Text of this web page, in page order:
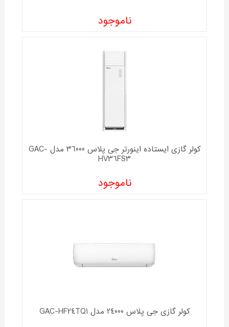
ناموجود
کولر گازی ایستاده اینورتر جی پلاس 36000 مدل GAC-
HV36FS3
ناموجود
کولر گازی جی پلاس 24000 مدل GAC-HF24TQ1